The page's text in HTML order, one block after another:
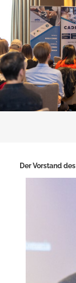
Der Vorstand